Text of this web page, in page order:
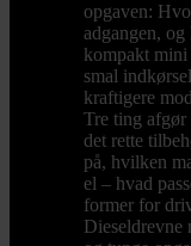
opgaven:
adgangen,
kompakt mini
smal
kraftigere
Tre ting
det rette
på, hvilken
el – hvad
former for
Dieseldrevne